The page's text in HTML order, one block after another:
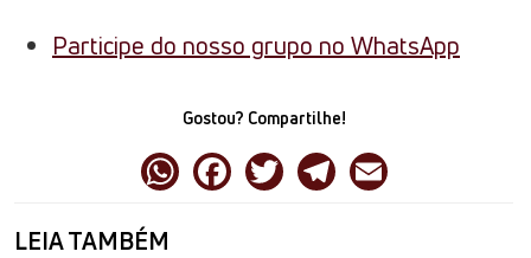
Participe do nosso grupo no WhatsApp
Gostou? Compartilhe!
LEIA TAMBÉM